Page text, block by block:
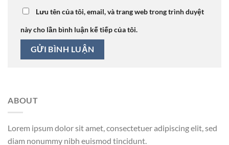
Lưu tên của tôi, email, và trang web trong trình duyệt
này cho lần bình luận kế tiếp của tôi.
ABOUT
Lorem ipsum dolor sit amet, consectetuer adipiscing elit, sed
diam nonummy nibh euismod tincidunt.